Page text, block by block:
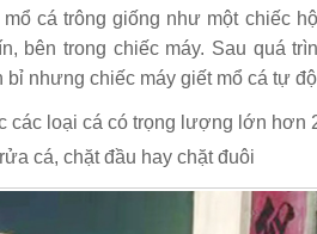
mổ cá trông giống như một chiếc
bên trong chiếc máy. Sau quá
bỉ nhưng chiếc máy giết mổ cá tự
các loại cá có trọng lượng lớn hơn
cá, chặt đầu hay chặt đuôi